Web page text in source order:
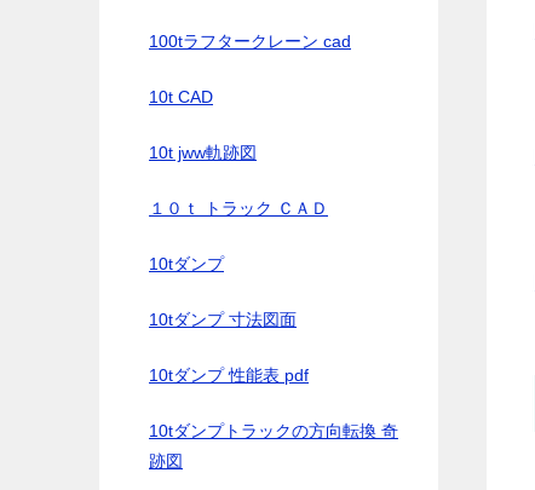
100tラフタークレーン cad
10t CAD
10t jww軌跡図
１０ｔ トラック ＣＡＤ
10tダンプ
10tダンプ 寸法図面
10tダンプ 性能表 pdf
10tダンプトラックの方向転換 奇
跡図